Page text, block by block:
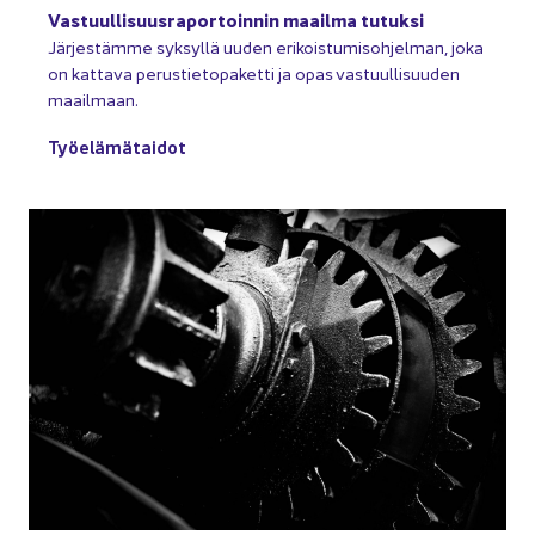
Vas­tuul­li­suus­ra­por­toin­nin maa­il­ma tu­tuk­si
Jär­jes­täm­me syk­syl­lä uuden eri­kois­tu­mis­oh­jel­man, joka
on kat­ta­va pe­rus­tie­to­pa­ket­ti ja opas vas­tuul­li­suu­den
maa­il­maan.
Työ­elä­mä­tai­dot